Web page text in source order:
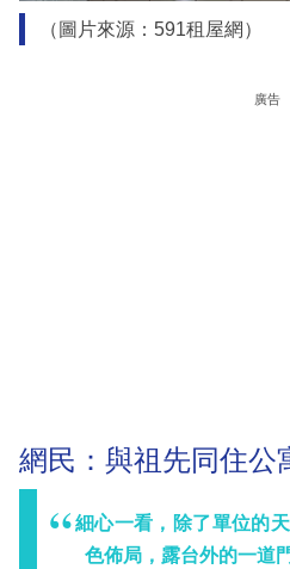
（圖片來源：591租屋網）
廣告
網民：與祖先同住公
細心一看，除了單位的
色佈局，露台外的一道